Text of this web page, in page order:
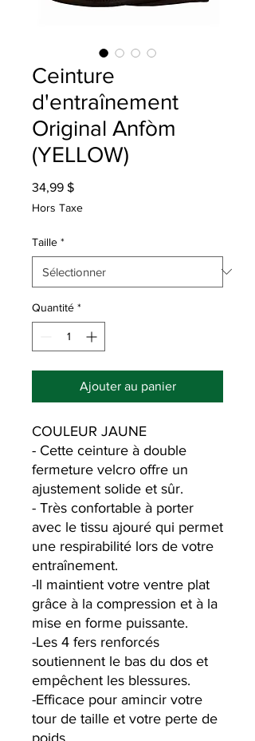
Ceinture
d'entraînement
Original Anfòm
(YELLOW)
34,99 $Prix
Hors Taxe
Taille *
Quantité *
Ajouter au panier
COULEUR JAUNE
- Cette ceinture à double
fermeture velcro offre un
ajustement solide et sûr.
- Très confortable à porter
avec le tissu ajouré qui permet
une respirabilité lors de votre
entraînement.
-Il maintient votre ventre plat
grâce à la compression et à la
mise en forme puissante.
-Les 4 fers renforcés
soutiennent le bas du dos et
empêchent les blessures.
-Efficace pour amincir votre
tour de taille et votre perte de
poids.